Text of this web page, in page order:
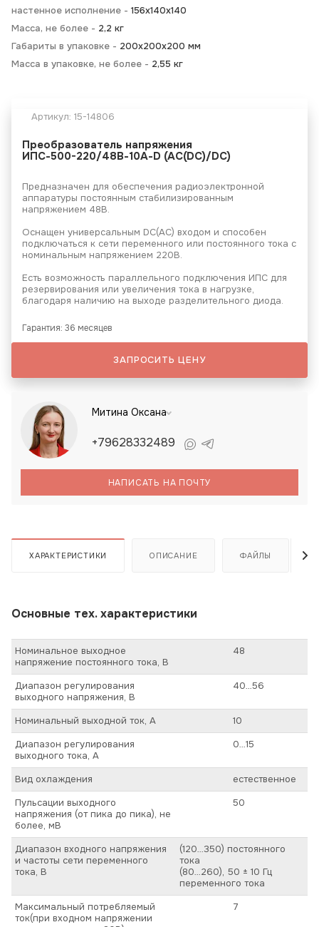
настенное исполнение - 156х140х140
Масса, не более - 2,2 кг
Габариты в упаковке - 200х200х200 мм
Масса в упаковке, не более - 2,55 кг
Артикул: 15-14806
Преобразователь напряжения
ИПС-500-220/48В-10А-D (AC(DC)/DC)
Предназначен для обеспечения радиоэлектронной
аппаратуры постоянным стабилизированным
напряжением 48В.
Оснащен универсальным DC(AC) входом и способен
подключаться к сети переменного или постоянного тока с
номинальным напряжением 220В.
Есть возможность параллельного подключения ИПС для
резервирования или увеличения тока в нагрузке,
благодаря наличию на выходе разделительного диода.
Гарантия: 36 месяцев
ЗАПРОСИТЬ ЦЕНУ
Митина Оксана
+79628332489
НАПИСАТЬ НА ПОЧТУ
ХАРАКТЕРИСТИКИ ОПИСАНИЕ ФАЙЛЫ
Основные тех. характеристики
Номинальное выходное
напряжение постоянного тока, В
48
Диапазон регулирования
выходного напряжения, В
40…56
Номинальный выходной ток, А
10
Диапазон регулирования
выходного тока, А
0…15
Вид охлаждения
естественное
Пульсации выходного
напряжения (от пика до пика), не
более, мВ
50
Диапазон входного напряжения
и частоты сети переменного
тока, В
(120…350) постоянного
тока
(80…260), 50 ± 10 Гц
переменного тока
Максимальный потребляемый
ток(при входном напряжении
7